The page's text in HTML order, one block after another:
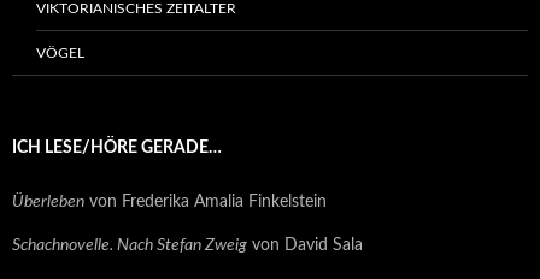
VIKTORIANISCHES ZEITALTER
VÖGEL
ICH LESE/HÖRE GERADE…
Überleben von Frederika Amalia Finkelstein
Schachnovelle. Nach Stefan Zweig von David Sala